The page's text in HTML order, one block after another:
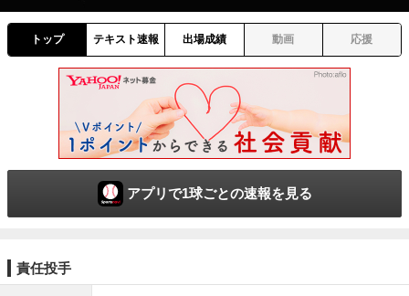
トップ テキスト速報 出場成績 動画 応援
アプリで1球ごとの速報を見る
責任投手